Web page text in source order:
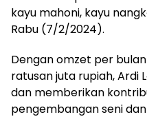
kayu mahoni, kayu
Rabu (7/2/2024).
Dengan omzet per
ratusan juta rupiah, Ardi
dan memberikan
pengembangan seni